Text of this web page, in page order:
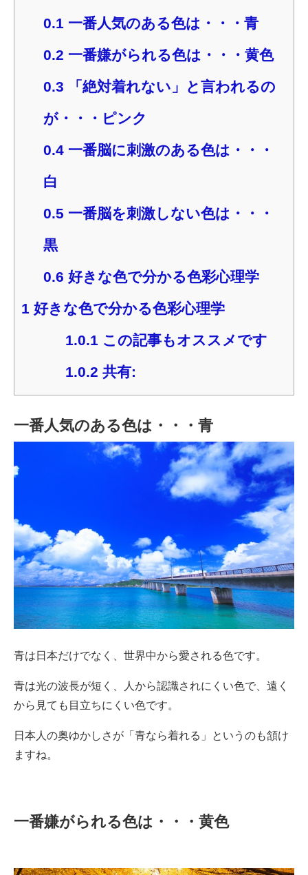
0.1 一番人気のある色は・・・青
0.2 一番嫌がられる色は・・・黄色
0.3 「絶対着れない」と言われるの
が・・・ピンク
0.4一番脳に刺激のある色は・・・
白
0.5 一番脳を刺激しない色は・・・
黒
0.6 好きな色で分かる色彩心理学
1 好きな色で分かる色彩心理学
1.0.1 この記事もオススメです
1.0.2 共有:
一番人気のある色は・・・青
青は日本だけでなく、世界中から愛される色です。
青は光の波長が短く、人から認識されにくい色で、遠く
から見ても目立ちにくい色です。
日本人の奥ゆかしさが「青なら着れる」というのも頷け
ますね。
一番嫌がられる色は・・・黄色